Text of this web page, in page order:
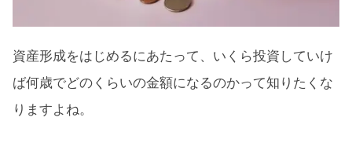
資産形成をはじめるにあたって、いくら投資していけ
ば何歳でどのくらいの金額になるのかって知りたくな
りますよね。